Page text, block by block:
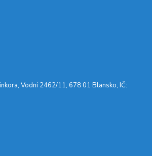
Vodní 2462/11, 678 01 Blansko, IČ: